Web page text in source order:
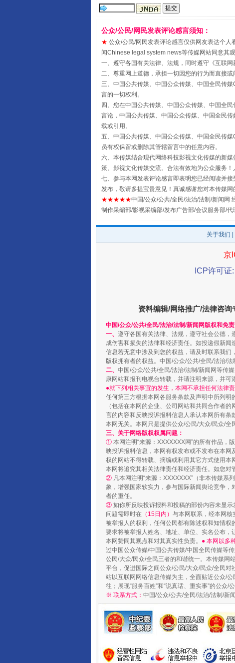
国家大学科技园优化重塑工作
扯下公款旅游的“隐身衣”
“蜀中异人”王建安的艺术幻境
公众/公民/网民发表评论感言须知：
★ 公众/公民/网民发表评论感言仅供网友表达个
闻Chinese legal system news等传媒网站同意其
一、遵守各国有关法律、法规，同时遵守《互联网
二、尊重网上道德，承担一切因您的行为而直接或
三、中国公共传媒、中国公众传媒、中国全民传
言的一切权利。
四、您在中国公共传媒、中国公众传媒、中国全
言论，中国公共传媒、中国公众传媒、中国全民
载或引用。
五、中国公共传媒、中国公众传媒、中国全民传
员有权保留或删除其管辖留言中的任意内容。
六、本传媒结合现代网络科技影视文化传媒的新
策、影视文化传媒交流。合法有效地为公众服务！
七、参与本网发表评论感言即表明您已经阅读并
发布，敬请多提宝贵意见！真诚感谢您对本传媒
★★★★★中国/公众/公共/全民/法治/法制/新闻网
制作采编部/影视采编部/发布广告部/会议服务部/代
关于我们
京
ICP许可
资料编辑/网络推广/法律咨询
中国/公众/公共/全民/法治/法制/新闻网版权和免责
一、 遵守各国有关法律、法规，遵守社会公德
成伤害和损失的法律和经济责任。如投递假新
信息若无意中涉及到您的权益，请及时联系我
版权拥有者的权益。中国/公众/公共/全民/法治/
二、 中国/公众/公共/全民/法治/法制/新闻网等传
康网站和报刊电视台转载，并请注明来源，并可
●就下列相关事宜的发生，本网不承担任何法律
任何第三方根据本网各服务条款及声明中所列明
（包括在本网的企业、公司网站和共同合作者的
言的内容和反映投诉报料信息人承认本网所有
本网无关。本网只是提供公众/公民/大众/民众/全
三、关于网络版权权属问题：
① 本网注明“来源：XXXXXXX网”的所有作品，
映投诉报料信息，本网有权发布或不发布在本
权的网站不得转载、摘编或利用其它方式使用本
本网将追究其相关法律责任和经济责任。如您对
② 凡本网注明“来源：XXXXXXX”（非本传媒
象，增强国家软实力，参与国际新闻舆论竞争
者的重任。
③ 如你所反映投诉报料和投稿的部份内容未显
问题需即时在 （15日内） 与本网联系，经本网核
被举报人的权利，任何公民都有陈述权和知情权
要求将被举报人姓名、地址、单位、实名公布
本网赞同其观点和对其真实性负责。 ● 本网以多
过中国公众传媒/中国公共传媒/中国全民传媒等
公民/大众/民众/全民三者的和谐统一。本传媒网
平台，促进国际之间公众/公民/大众/民众/全民
站以互联网网络信息传媒为主，全面贴近公众/
往；展现“服务百姓”和“说真话、重实事”的公众/
※ 联系方式： 中国/公众/公共/全民/法治/法制/新